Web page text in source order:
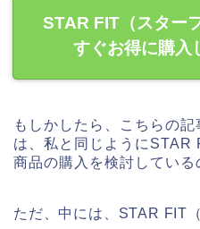
STAR FIT（スター
すぐお得に購入
もしかしたら、こちらの
は、私と同じようにSTAR
商品の購入を検討している
ただ、中には、STAR FIT